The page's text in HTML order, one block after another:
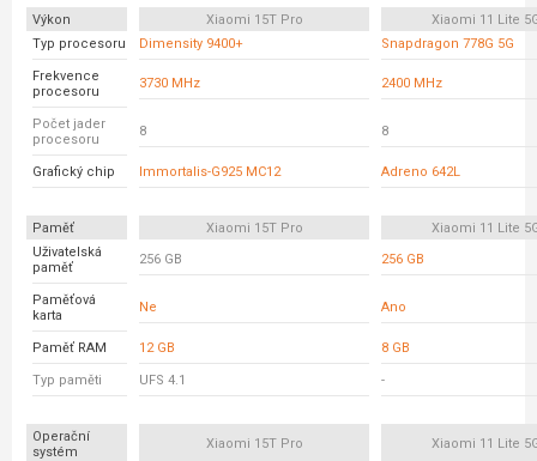
Výkon Xiaomi 15T Pro
Xiaomi 11 Lite
Typ procesoru
Dimensity 9400+ Snapdragon 778G 5G
Frekvence
procesoru
3730 MHz 2400 MHz
Počet jader
procesoru
8 8
Grafický chip Immortalis-G925 MC12 Adreno 642L
Paměť Xiaomi 15T Pro
Xiaomi 11 Lite
Uživatelská
paměť
256 GB 256 GB
Paměťová
karta
Ne Ano
Paměť RAM 12 GB 8 GB
Typ paměti UFS 4.1 -
Operační
systém
Xiaomi 15T Pro Xiaomi 11 Lite